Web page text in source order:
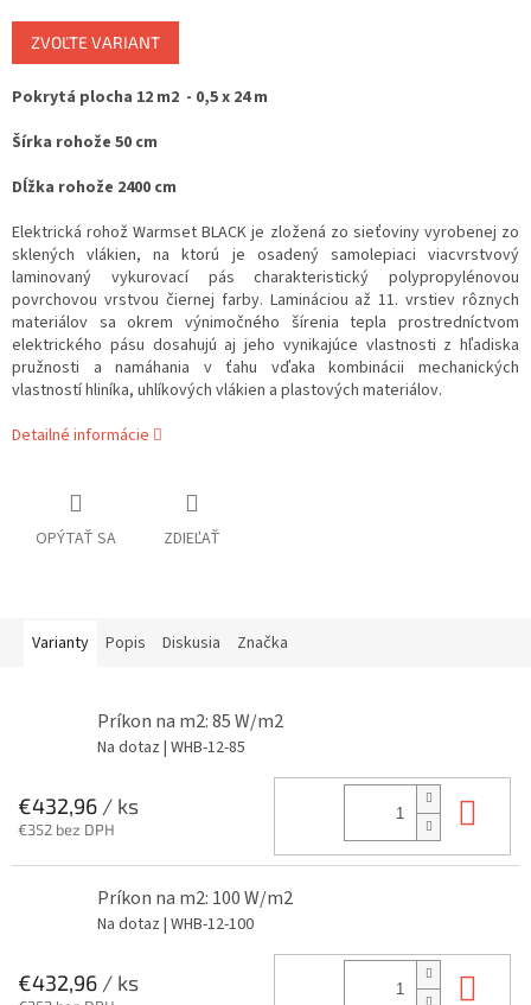
Jednotková
cena:
ZVOĽTE VARIANT
Pokrytá plocha 12 m2 - 0,5 x 24 m
Šírka rohože 50 cm
Dĺžka rohože 2400 cm
Elektrická rohožWarmset BLACK je zložená zo sieťoviny vyrobenej zo
sklených vlákien, na ktorú je osadený samolepiaci viacvrstvový
laminovaný vykurovací pás charakteristický polypropylénovou
povrchovou vrstvou čiernej farby. Lamináciou až 11. vrstiev rôznych
materiálov sa okrem výnimočného šírenia tepla prostredníctvom
elektrického pásu dosahujú aj jeho vynikajúce vlastnosti z hľadiska
pružnosti a namáhania v ťahu vďaka kombinácii mechanických
vlastností hliníka, uhlíkových vlákien a plastových materiálov.
Detailné informácie
OPÝTAŤ SA ZDIEĽAŤ
Varianty Popis Diskusia Značka
Príkon na m2: 85 W/m2
Na dotaz | WHB-12-85
€432,96 / ks
€352 bez DPH
Príkon na m2: 100 W/m2
Na dotaz | WHB-12-100
€432,96 / ks